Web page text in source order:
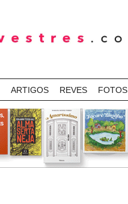
ARTIGOS REVES FOTOS